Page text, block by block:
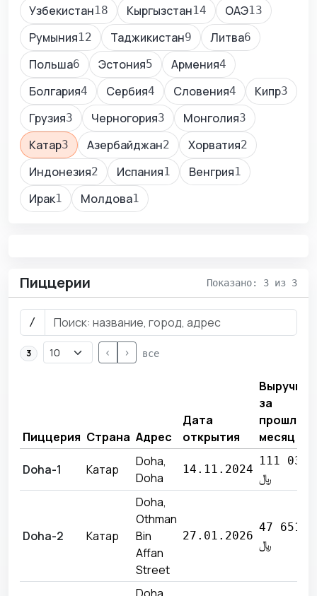
Узбекистан18 Кыргызстан14 ОАЭ13
Румыния12 Таджикистан9 Литва6
Польша6 Эстония5 Армения4
Болгария4 Сербия4 Словения4 Кипр3
Грузия3 Черногория3 Монголия3
Катар3 Азербайджан2 Хорватия2
Индонезия2 Испания1 Венгрия1
Ирак1 Молдова1
Пиццерии Показано: 3 из 3
/
3 < > все
Пиццерия Страна Адрес
Дата
открытия
Выручка
за
прошлый
месяц
Doha-1 Катар
Doha,
Doha
14.11.2024
111 030
﷼
Doha-2 Катар
Doha,
Othman
Bin
Affan
Street
27.01.2026
47 651
﷼